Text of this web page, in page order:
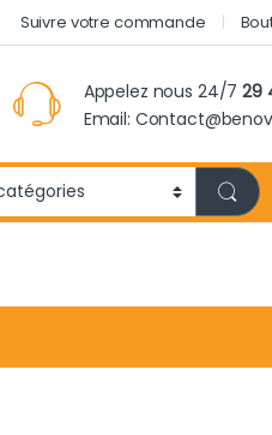
Suivre votre commande
Appelez nous 24/729
Email: